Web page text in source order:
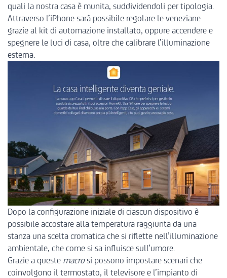
quali la nostra casa è munita, suddividendoli per tipologia.
Attraverso l’iPhone sarà possibile regolare le veneziane
grazie al kit di automazione installato, oppure accendere e
spegnere le luci di casa, oltre che calibrare l’illuminazione
esterna.
Dopo la configurazione iniziale di ciascun dispositivo è
possibile accostare alla temperatura raggiunta da una
stanza una scelta cromatica che si riflette nell’illuminazione
ambientale, che come si sa influisce sull’umore.
Grazie a queste macrosi possono impostare scenari che
coinvolgono il termostato, il televisore e l’impianto di